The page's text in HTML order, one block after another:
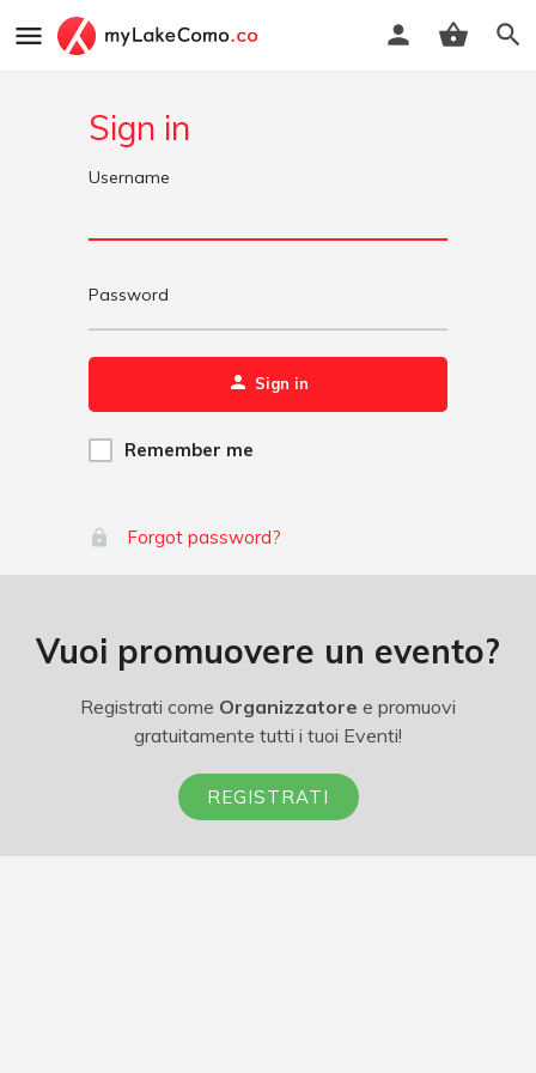
Sign in
Username
Password
Sign in
Remember me
Forgot password?
Vuoi promuovere un evento?
Registrati come Organizzatore e promuovi
gratuitamente tutti i tuoi Eventi!
REGISTRATI